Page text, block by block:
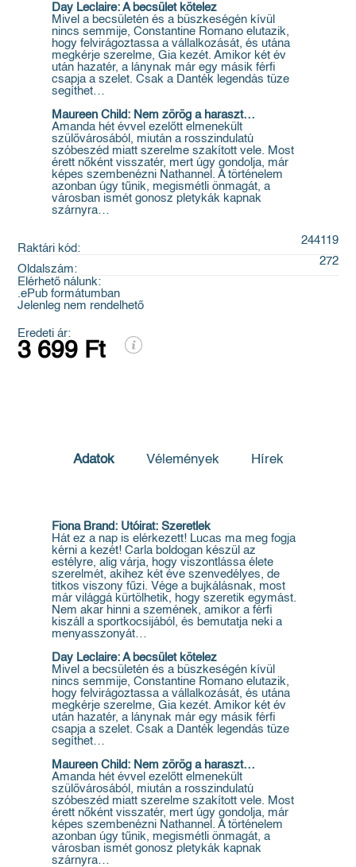
Day Leclaire: A becsület kötelez
Mivel a becsületén és a büszkeségén kívül
nincs semmije, Constantine Romano elutazik,
hogy felvirágoztassa a vállalkozását, és utána
megkérje szerelme, Gia kezét. Amikor két év
után hazatér, a lánynak már egy másik férfi
csapja a szelet. Csak a Danték legendás tüze
segíthet…
Maureen Child: Nem zörög a haraszt…
Amanda hét évvel ezelőtt elmenekült
szülővárosából, miután a rosszindulatú
szóbeszéd miatt szerelme szakított vele. Most
érett nőként visszatér, mert úgy gondolja, már
képes szembenézni Nathannel. A történelem
azonban úgy tűnik, megismétli önmagát, a
városban ismét gonosz pletykák kapnak
szárnyra…
Raktári kód:
244119
Oldalszám:
272
Elérhető nálunk:
.ePub formátumban
Jelenleg nem rendelhető
Eredeti ár:
3 699 Ft
Adatok Vélemények Hírek
Fiona Brand: Utóirat: Szeretlek
Hát ez a nap is elérkezett! Lucas ma meg fogja
kérni a kezét! Carla boldogan készül az
estélyre, alig várja, hogy viszontlássa élete
szerelmét, akihez két éve szenvedélyes, de
titkos viszony fűzi. Vége a bujkálásnak, most
már világgá kürtölhetik, hogy szeretik egymást.
Nem akar hinni a szemének, amikor a férfi
kiszáll a sportkocsijából, és bemutatja neki a
menyasszonyát…
Day Leclaire: A becsület kötelez
Mivel a becsületén és a büszkeségén kívül
nincs semmije, Constantine Romano elutazik,
hogy felvirágoztassa a vállalkozását, és utána
megkérje szerelme, Gia kezét. Amikor két év
után hazatér, a lánynak már egy másik férfi
csapja a szelet. Csak a Danték legendás tüze
segíthet…
Maureen Child: Nem zörög a haraszt…
Amanda hét évvel ezelőtt elmenekült
szülővárosából, miután a rosszindulatú
szóbeszéd miatt szerelme szakított vele. Most
érett nőként visszatér, mert úgy gondolja, már
képes szembenézni Nathannel. A történelem
azonban úgy tűnik, megismétli önmagát, a
városban ismét gonosz pletykák kapnak
szárnyra…